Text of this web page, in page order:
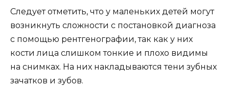
Следует отметить, что у маленьких детей могут
возникнуть сложности с постановкой диагноза
с помощью рентгенографии, так как у них
кости лица слишком тонкие и плохо видимы
на снимках. На них накладываются тени зубных
зачатков и зубов.